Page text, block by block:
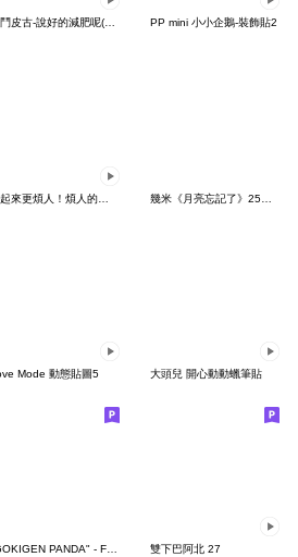
法鬥皮古-說好的減肥呢(第15彈) PP mini 小小企鵝-裝飾貼2
幾米《月亮忘記了》25周年 x 晴天P莉
Mode 動態貼圖5 大頭兒 開心動動蠟筆貼
"GOKIGEN PANDA" - Feeling / global 雙下巴阿北 27